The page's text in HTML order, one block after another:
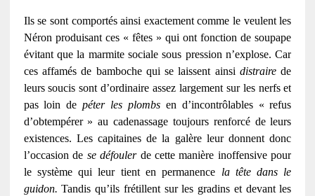
Ils se sont comportés ainsi exactement comme le veulent les
Néron produisant ces « fêtes » qui ont fonction de soupape
évitant que la marmite sociale sous pression n’explose. Car
ces affamés de bamboche qui se laissent ainsidistraire de
leurs soucis sont d’ordinaire assez largement sur les nerfs et
pas loin depéter les plombsen d’incontrôlables « refus
d’obtempérer » au cadenassage toujours renforcé de leurs
existences. Les capitaines de la galère leur donnent donc
l’occasion de se défoulerde cette manière inoffensive pour
le système qui leur tient en permanence la tête dans le
guidon. Tandis qu’ils frétillent sur les gradins et devant les